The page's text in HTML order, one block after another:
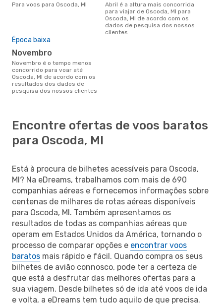
Para voos para Oscoda, MI
abril é a altura mais concorrida
para viajar de Oscoda, MI para
Oscoda, MI de acordo com os
dados de pesquisa dos nossos
clientes
Época baixa
novembro
novembro é o tempo menos
concorrido para voar até
Oscoda, MI de acordo com os
resultados dos dados de
pesquisa dos nossos clientes
Encontre ofertas de voos baratos
para Oscoda, MI
Está à procura de bilhetes acessíveis para Oscoda,
MI? Na eDreams, trabalhamos com mais de 690
companhias aéreas e fornecemos informações sobre
centenas de milhares de rotas aéreas disponíveis
para Oscoda, MI. Também apresentamos os
resultados de todas as companhias aéreas que
operam em Estados Unidos da América, tornando o
processo de comparar opções e encontrar voos
baratos mais rápido e fácil. Quando compra os seus
bilhetes de avião connosco, pode ter a certeza de
que está a desfrutar das melhores ofertas para a
sua viagem. Desde bilhetes só de ida até voos de ida
e volta, a eDreams tem tudo aquilo de que precisa.